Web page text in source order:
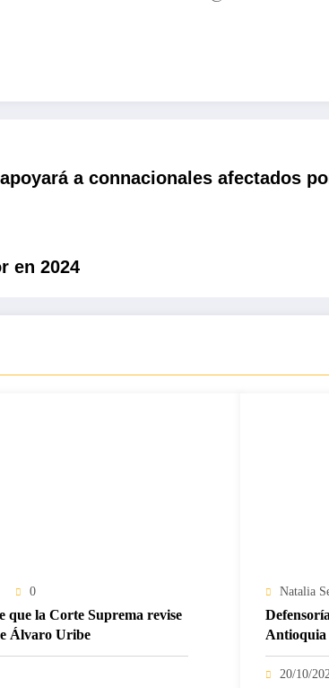
a connacionales afectados
en 2024
0
que la Corte Suprema revise
Álvaro Uribe
Natalia
Antioquia
20/10/